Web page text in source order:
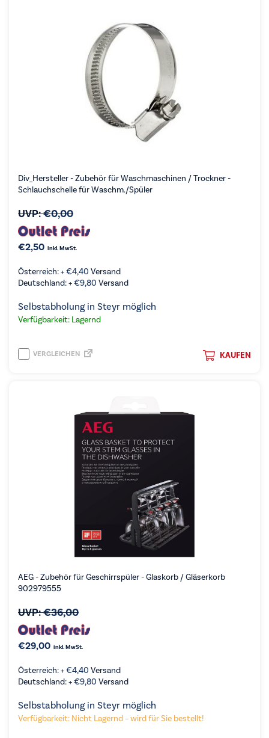
Div_Hersteller - Zubehör für Waschmaschinen / Trockner -
Schlauchschelle für Waschm./Spüler
UVP:€0,00
€2,50 inkl. MwSt.
Österreich: +€4,40 Versand
Deutschland: +€9,80 Versand
Selbstabholung in Steyr möglich
Verfügbarkeit: Lagernd
KAUFEN
VERGLEICHEN
AEG - Zubehör für Geschirrspüler - Glaskorb / Gläserkorb
902979555
UVP:€36,00
€29,00 inkl. MwSt.
Österreich: +€4,40 Versand
Deutschland: +€9,80 Versand
Selbstabholung in Steyr möglich
Verfügbarkeit: Nicht Lagernd – wird für Sie bestellt!